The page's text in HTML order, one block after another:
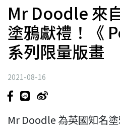
Mr Doodle 來
塗鴉獻禮！《
系列限量版畫
2021-08-16
Mr Doodle 為英國知名